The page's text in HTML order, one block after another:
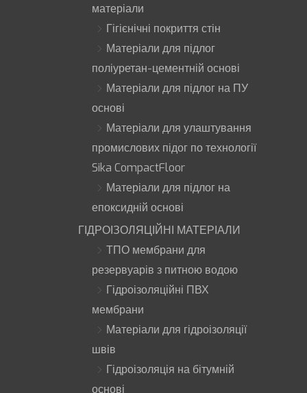
матеріали
Гігієнічні покриття стін
Матеріали для підлог
поліуретан-цементній основі
Матеріали для підлог на ПУ
основі
Матеріали для улаштування
промислових підог по технології
Sika CompactFloor
Матеріали для підлог на
епоксидній основі
ГІДРОІЗОЛЯЦІЙНІ МАТЕРІАЛИ
ТПО мембрани для
резервуарів з питною водою
Гідроізоляційні ПВХ
мембрани
Матеріали для гідроізоляції
швів
Гідроізоляція на бітумній
основі